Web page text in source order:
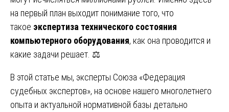
на первый план выходит понимание того, что
такое экспертиза технического состояния
компьютерного оборудования, как она проводится и
какие задачи решает. ⚖️
В этой статье мы, эксперты Союза «Федерация
судебных экспертов», на основе нашего многолетнего
опыта и актуальной нормативной базы детально